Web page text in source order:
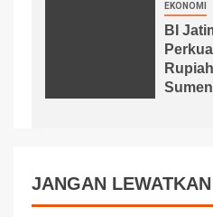
EKONOMI
BI
JANGAN LEWATKAN